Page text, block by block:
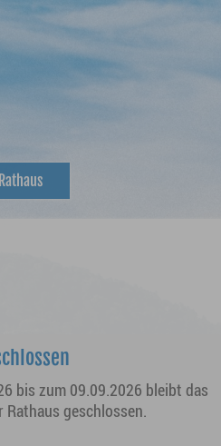
bis zum 09.09.2026 bleibt das
Rathaus geschlossen.